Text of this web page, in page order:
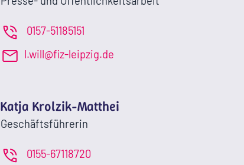
0157-51185151
l.will@fiz-leipzig.de
Katja Krolzik-Matthei
Geschäftsführerin
0155-67118720